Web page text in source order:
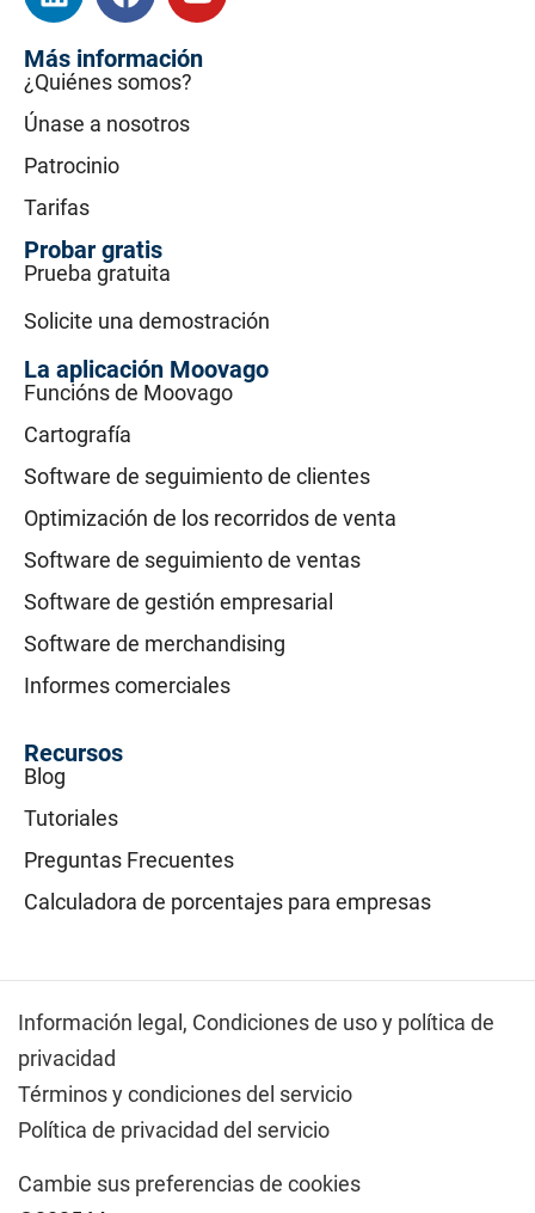
Más información
¿Quiénes somos?
Únase a nosotros
Patrocinio
Tarifas
Probar gratis
Prueba gratuita
Solicite una demostración
La aplicación Moovago
Funcións de Moovago
Cartografía
Software de seguimiento de clientes
Optimización de los recorridos de venta
Software de seguimiento de ventas
Software de gestión empresarial
Software de merchandising
Informes comerciales
Recursos
Blog
Tutoriales
Preguntas Frecuentes
Calculadora de porcentajes para empresas
Información legal, Condiciones de uso y política de
privacidad
Términos y condiciones del servicio
Política de privacidad del servicio
Cambie sus preferencias de cookies